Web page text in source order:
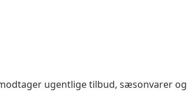
ugentlige tilbud, sæsonvarer og